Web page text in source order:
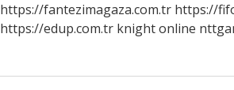
Yapılmalı
https://fantezimagaza.com.tr https://
https://edup.com.tr knight online